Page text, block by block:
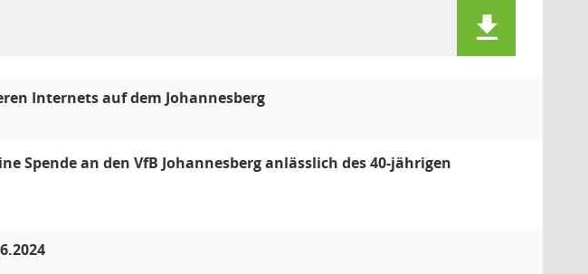
Internets auf dem Johannesberg
Spende an den VfB Johannesberg anlässlich des 40-jährigen